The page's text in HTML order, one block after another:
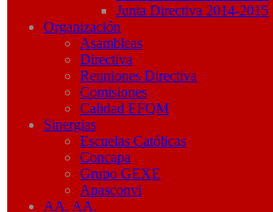
Junta Directiva 2014-2015
Organización
Asambleas
Directiva
Reuniones Directiva
Comisiones
Calidad EFQM
Sinergias
Escuelas Católicas
Concapa
Grupo GEXE
Apasconvi
AA. AA.